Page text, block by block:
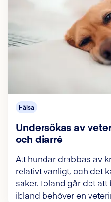
Hälsa
Undersökas av
och diarré
Att hundar drabbas av
relativt vanligt, och det
saker. Ibland går det
ibland behöver en